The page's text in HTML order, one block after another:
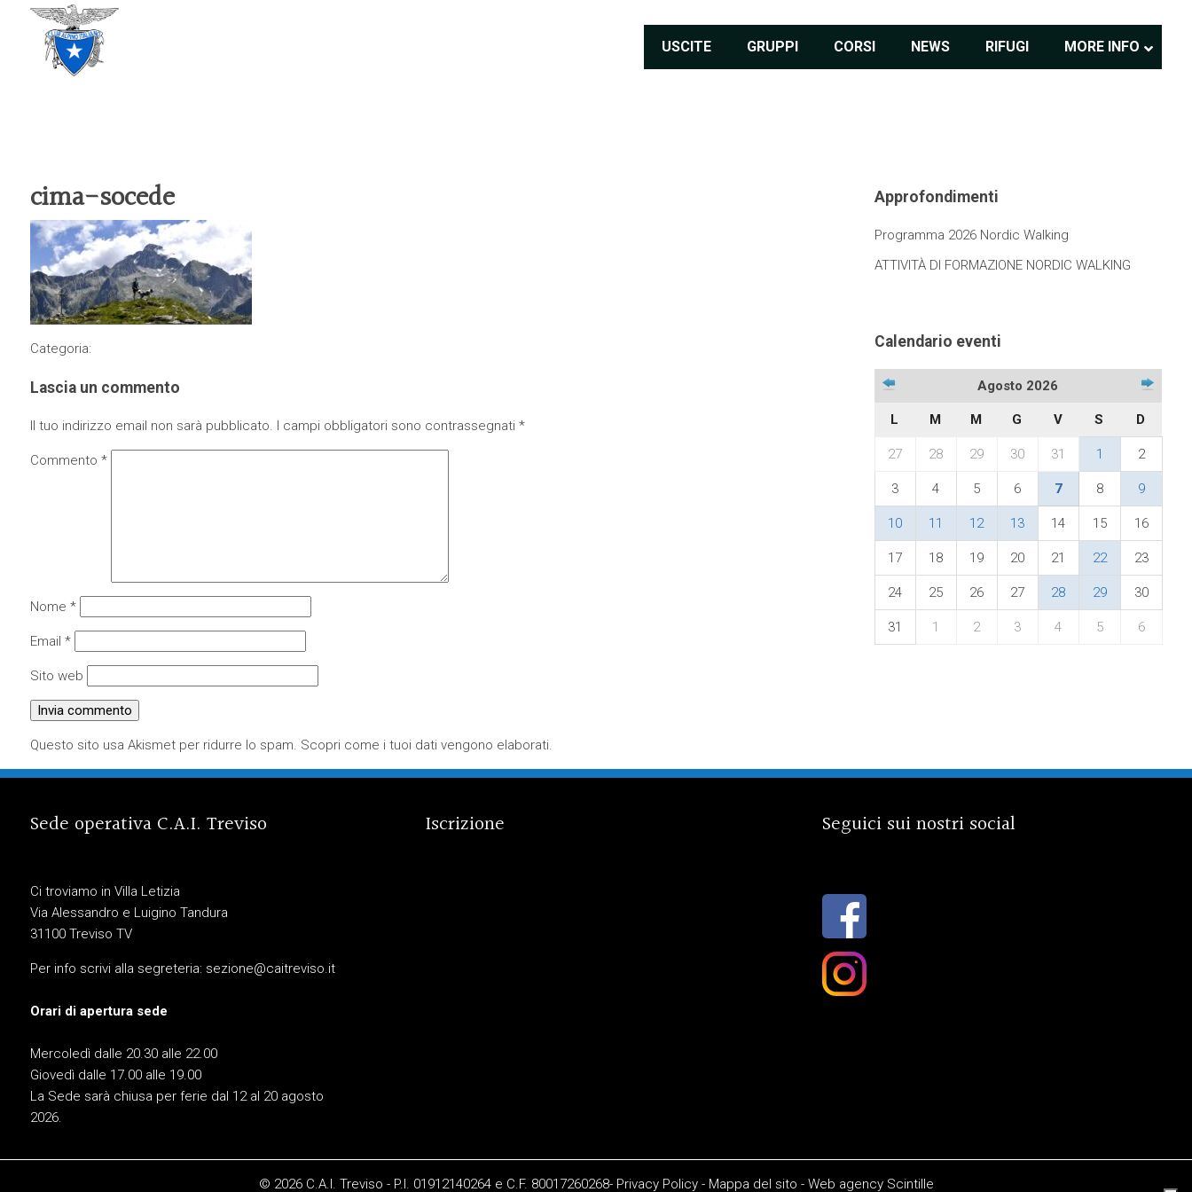
USCITE GRUPPI CORSI NEWS RIFUGI MORE INFO
cima-socede
Categoria:
Lascia un commento
Il tuo indirizzo email non sarà pubblicato. I campi obbligatori sono contrassegnati *
Commento *
Nome *
Email *
Sito web
Questo sito usa Akismet per ridurre lo spam. Scopri come i tuoi dati vengono elaborati.
Approfondimenti
Programma 2026 Nordic Walking
ATTIVITÀ DI FORMAZIONE NORDIC WALKING
Calendario eventi
Agosto 2026
L M M G V S D
27 28 29 30 31 1 2
3 4 5 6 7 8 9
10 11 12 13 14 15 16
17 18 19 20 21 22 23
24 25 26 27 28 29 30
31 1 2 3 4 5 6
Sede operativa C.A.I. Treviso
Ci troviamo in Villa Letizia
Via Alessandro e Luigino Tandura
31100 Treviso TV
Per info scrivi alla segreteria: sezione@caitreviso.it
Orari di apertura sede
Mercoledì dalle 20.30 alle 22.00
Giovedì dalle 17.00 alle 19.00
La Sede sarà chiusa per ferie dal 12 al 20 agosto
2026.
Iscrizione Seguici sui nostri social
© 2026 C.A.I. Treviso - P.I. 01912140264 e C.F. 80017260268- Privacy Policy- Mappa del sito - Web agency Scintille